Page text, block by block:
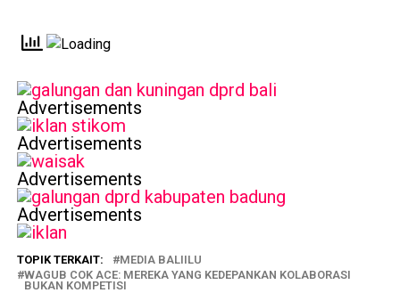
Advertisements
Advertisements
Advertisements
Advertisements
TOPIK TERKAIT:
MEDIA BALIILU
WAGUB COK ACE: MEREKA YANG KEDEPANKAN KOLABORASI
BUKAN KOMPETISI